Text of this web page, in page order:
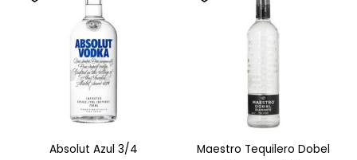
Absolut Azul 3/4
Maestro Tequilero Dobel